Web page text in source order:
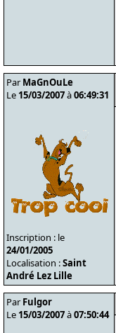
Par MaGnOuLe
Le 15/03/2007à06:49:31
Inscription : le
24/01/2005
Localisation :Saint
André Lez Lille
Par Fulgor
Le 15/03/2007à07:50:44